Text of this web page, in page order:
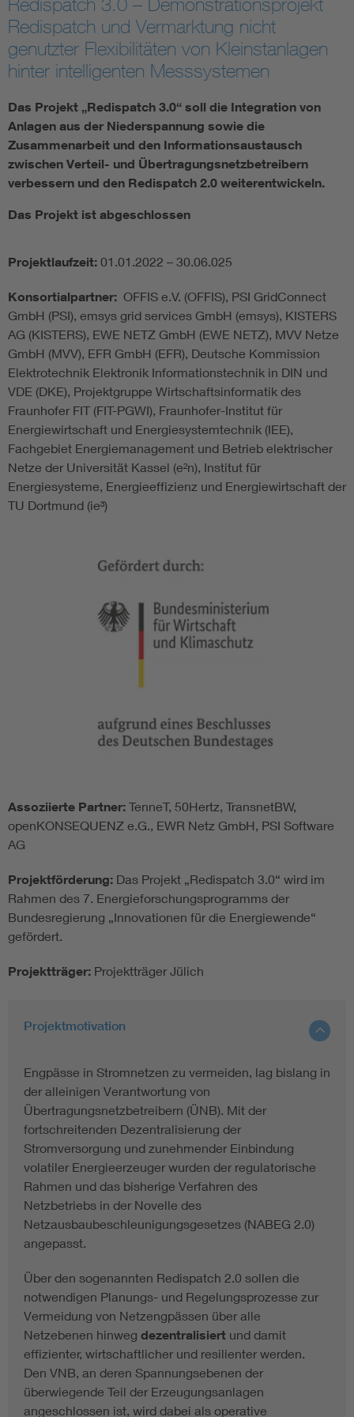
Smart Cities
DKE Fachinformationen im Kontext der Normung
Blitzschutz: DIN EN 62305 in der Übersicht
Circular Economy für mehr Ressourceneffizienz
Cybersecurity in der Industrieautomatisierung
Elektrofachkraft (EFK)
Redispatch und Vermarktung nicht
genutzter Flexibilitäten von Kleinstanlagen
hinter intelligenten Messsystemen
Das Projekt „Redispatch 3.0“ soll die Integration von
Anlagen aus der Niederspannung sowie die
Zusammenarbeit und den Informationsaustausch
zwischen Verteil- und Übertragungsnetzbetreibern
verbessern und den Redispatch 2.0 weiterentwickeln.
Das Projekt ist abgeschlossen
Projektlaufzeit: 01.01.2022 – 30.06.025
Konsortialpartner: OFFIS e.V. (OFFIS), PSI GridConnect
GmbH (PSI), emsys grid services GmbH (emsys), KISTERS
AG (KISTERS), EWE NETZ GmbH (EWE NETZ), MVV Netze
GmbH (MVV), EFR GmbH (EFR), Deutsche Kommission
Elektrotechnik Elektronik Informationstechnik in DIN und
VDE (DKE), Projektgruppe Wirtschaftsinformatik des
Fraunhofer FIT (FIT-PGWI), Fraunhofer-Institut für
Energiewirtschaft und Energiesystemtechnik (IEE),
Fachgebiet Energiemanagement und Betrieb elektrischer
Netze der Universität Kassel (e²n), Institut für
Energiesysteme, Energieeffizienz und Energiewirtschaft der
TU Dortmund (ie³)
Assoziierte Partner: TenneT, 50Hertz, TransnetBW,
openKONSEQUENZ e.G., EWR Netz GmbH, PSI Software
AG
Projektförderung: Das Projekt „Redispatch 3.0“ wird im
Rahmen des 7. Energieforschungsprogramms der
Bundesregierung „Innovationen für die Energiewende“
gefördert.
Projektträger: Projektträger Jülich
Projektmotivation
Engpässe in Stromnetzen zu vermeiden, lag bislang in
der alleinigen Verantwortung von
Übertragungsnetzbetreibern (ÜNB). Mit der
fortschreitenden Dezentralisierung der
Stromversorgung und zunehmender Einbindung
volatiler Energieerzeuger wurden der regulatorische
Rahmen und das bisherige Verfahren des
Netzbetriebs in der Novelle des
Netzausbaubeschleunigungsgesetzes (NABEG 2.0)
angepasst.
Über den sogenannten Redispatch 2.0 sollen die
notwendigen Planungs- und Regelungsprozesse zur
Vermeidung von Netzengpässen über alle
Netzebenen hinweg dezentralisiert und damit
effizienter, wirtschaftlicher und resilienter werden.
Den VNB, an deren Spannungsebenen der
überwiegende Teil der Erzeugungsanlagen
angeschlossen ist, wird dabei als operative